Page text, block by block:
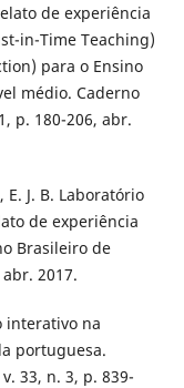
de experiência
in-Time Teaching)
para o Ensino
médio. Caderno
p. 180-206, abr.
E. J. B. Laboratório
de experiência
Brasileiro de
2017.
interativo na
portuguesa.
33, n. 3, p. 839-